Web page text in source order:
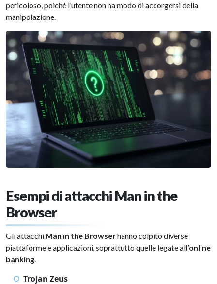
pericoloso, poiché l’utente non ha modo di accorgersi della
manipolazione.
Esempi di attacchi Man in the
Browser
Gli attacchi Man in the Browserhanno colpito diverse
piattaforme e applicazioni, soprattutto quelle legate all’online
banking
Trojan Zeus